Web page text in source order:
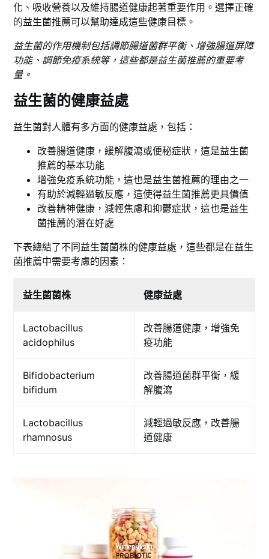
化、吸收營養以及維持腸道健康起著重要作用。選擇正確
的益生菌推薦可以幫助達成這些健康目標。
益生菌的作用機制包括調節腸道菌群平衡、增強腸道屏障
功能、調節免疫系統等，這些都是益生菌推薦的重要考
量。
益生菌的健康益處
益生菌對人體有多方面的健康益處，包括：
改善腸道健康，緩解腹瀉或便秘症狀，這是益生菌
推薦的基本功能
增強免疫系統功能，這也是益生菌推薦的理由之一
有助於減輕過敏反應，這使得益生菌推薦更具價值
改善精神健康，減輕焦慮和抑鬱症狀，這也是益生
菌推薦的潛在好處
下表總結了不同益生菌菌株的健康益處，這些都是在益生
菌推薦中需要考慮的因素：
益生菌菌株 健康益處
Lactobacillus
acidophilus
改善腸道健康，增強免
疫功能
Bifidobacterium
bifidum
改善腸道菌群平衡，緩
解腹瀉
Lactobacillus
rhamnosus
減輕過敏反應，改善腸
道健康